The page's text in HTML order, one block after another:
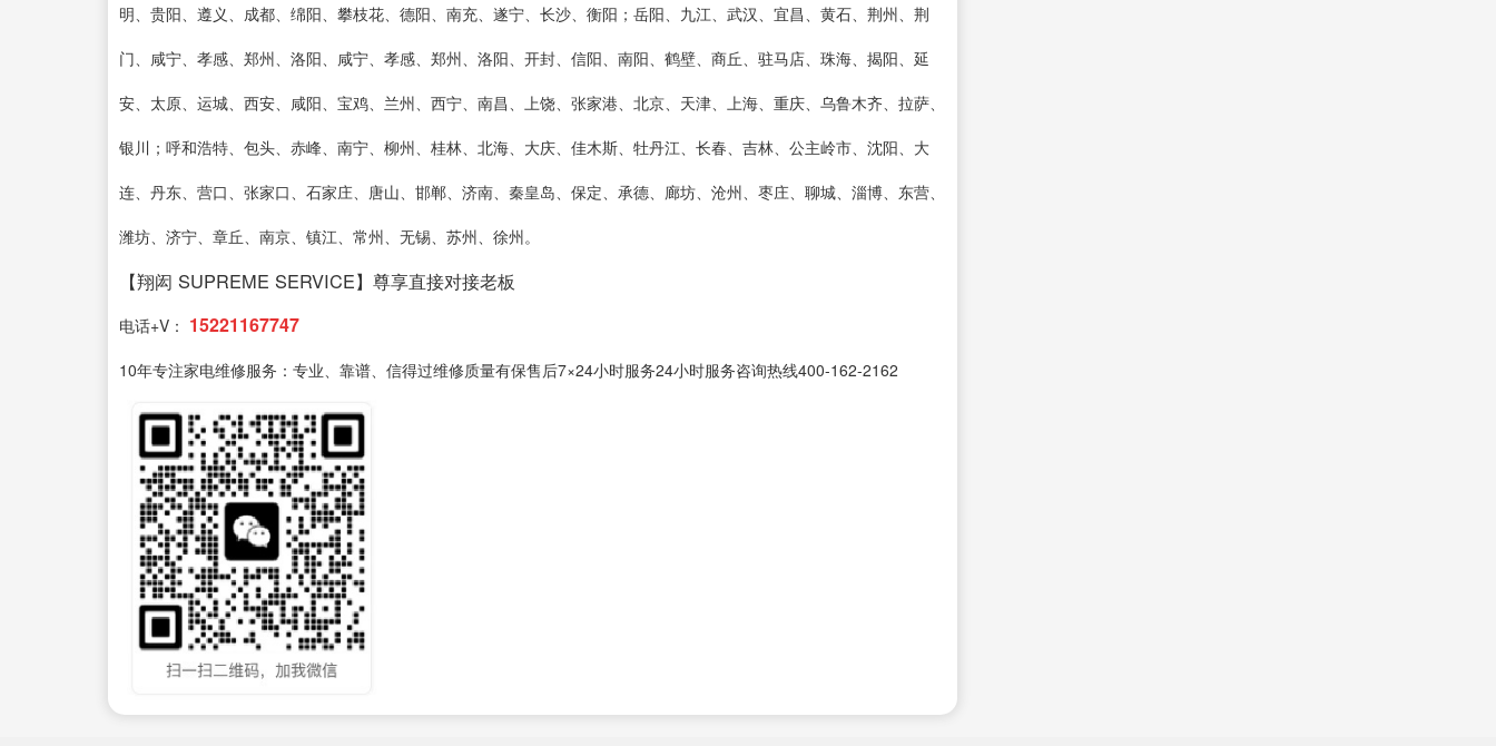
明、贵阳、遵义、成都、绵阳、攀枝花、德阳、南充、遂宁、长沙、衡阳；岳阳、九江、武汉、宜昌、黄石、荆州、荆
门、咸宁、孝感、郑州、洛阳、咸宁、孝感、郑州、洛阳、开封、信阳、南阳、鹤壁、商丘、驻马店、珠海、揭阳、延
安、太原、运城、西安、咸阳、宝鸡、兰州、西宁、南昌、上饶、张家港、北京、天津、上海、重庆、乌鲁木齐、拉萨、
银川；呼和浩特、包头、赤峰、南宁、柳州、桂林、北海、大庆、佳木斯、牡丹江、长春、吉林、公主岭市、沈阳、大
连、丹东、营口、张家口、石家庄、唐山、邯郸、济南、秦皇岛、保定、承德、廊坊、沧州、枣庄、聊城、淄博、东营、
潍坊、济宁、章丘、南京、镇江、常州、无锡、苏州、徐州。
【翔闳 SUPREME SERVICE】尊享直接对接老板
电话+V： 15221167747
10年专注家电维修服务：专业、靠谱、信得过维修质量有保售后7×24小时服务24小时服务咨询热线400-162-2162